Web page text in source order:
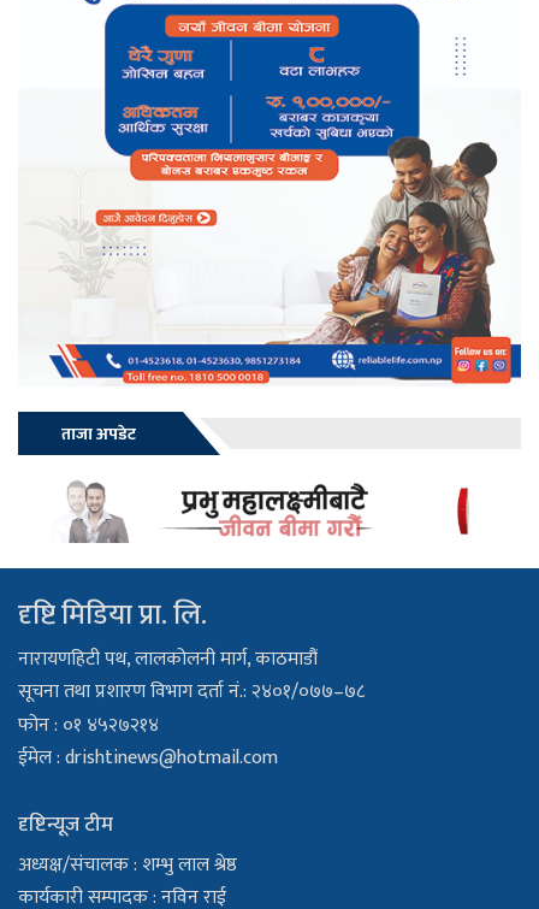
ताजा अपडेट
दृष्टि मिडिया प्रा. लि.
नारायणहिटी पथ, लालकोलनी मार्ग, काठमाडौं
सूचना तथा प्रशारण विभाग दर्ता नं.: २४०१/०७७–७८
फोन : ०१ ४५२७२१४
ईमेल :drishtinews@hotmail.com
दृष्टिन्यूज टीम
अध्यक्ष/संचालक : शम्भु लाल श्रेष्ठ
कार्यकारी सम्पादक : नविन राई